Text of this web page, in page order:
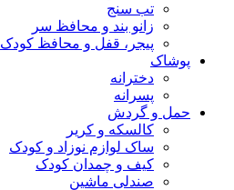
تب‌ سنج
زانو بند و محافظ سر
پیجر، قفل و محافظ کودک
پوشاک
دخترانه
پسرانه
حمل و گردش
کالسکه و کریر
ساک لوازم نوزاد و کودک
کیف و چمدان کودک
صندلی ماشین